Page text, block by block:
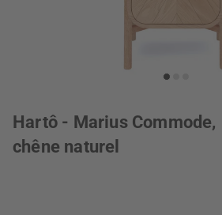
Hartô - Marius Commode,
chêne naturel